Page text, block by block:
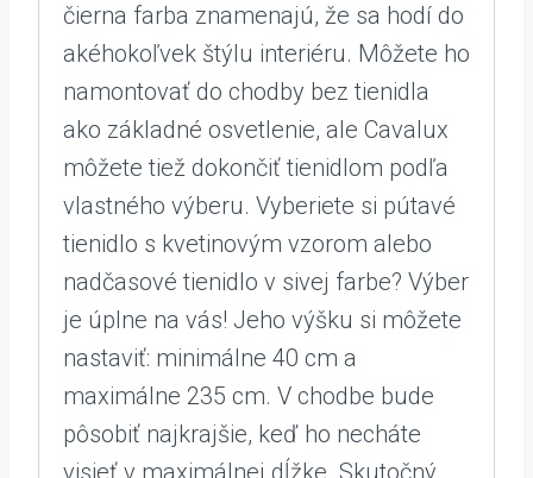
čierna farba znamenajú, že sa hodí do
akéhokoľvek štýlu interiéru. Môžete ho
namontovať do chodby bez tienidla
ako základné osvetlenie, ale Cavalux
môžete tiež dokončiť tienidlom podľa
vlastného výberu. Vyberiete si pútavé
tienidlo s kvetinovým vzorom alebo
nadčasové tienidlo v sivej farbe? Výber
je úplne na vás! Jeho výšku si môžete
nastaviť: minimálne 40 cm a
maximálne 235 cm. V chodbe bude
pôsobiť najkrajšie, keď ho necháte
visieť v maximálnej dĺžke. Skutočný